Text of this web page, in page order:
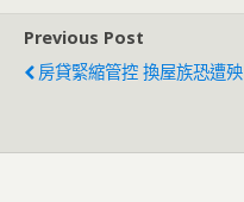
Previous Post
房貸緊縮管控 換屋族恐遭殃